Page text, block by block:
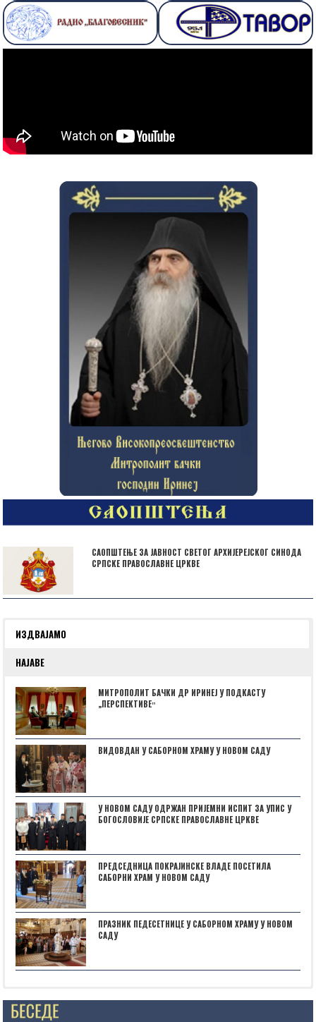
САОПШТЕЊЕ ЗА ЈАВНОСТ СВЕТОГ АРХИЈЕРЕЈСКОГ СИНОДА
СРПСКЕ ПРАВОСЛАВНЕ ЦРКВЕ
ИЗДВАЈАМО
НАЈАВЕ
МИТРОПОЛИТ БАЧКИ ДР ИРИНЕЈ У ПОДКАСТУ
„ПЕРСПЕКТИВЕˮ
ВИДОВДАН У САБОРНОМ ХРАМУ У НОВОМ САДУ
У НОВОМ САДУ ОДРЖАН ПРИЈЕМНИ ИСПИТ ЗА УПИС У
БОГОСЛОВИЈЕ СРПСКЕ ПРАВОСЛАВНЕ ЦРКВЕ
ПРЕДСЕДНИЦА ПОКРАЈИНСКЕ ВЛАДЕ ПОСЕТИЛА
САБОРНИ ХРАМ У НОВОМ САДУ
ПРАЗНИК ПЕДЕСЕТНИЦЕ У САБОРНОМ ХРАМУ У НОВОМ
САДУ
Posts not found